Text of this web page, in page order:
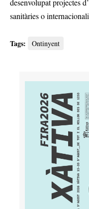
desenvolupat projectes
sanitàries o
Tags: Ontinyent